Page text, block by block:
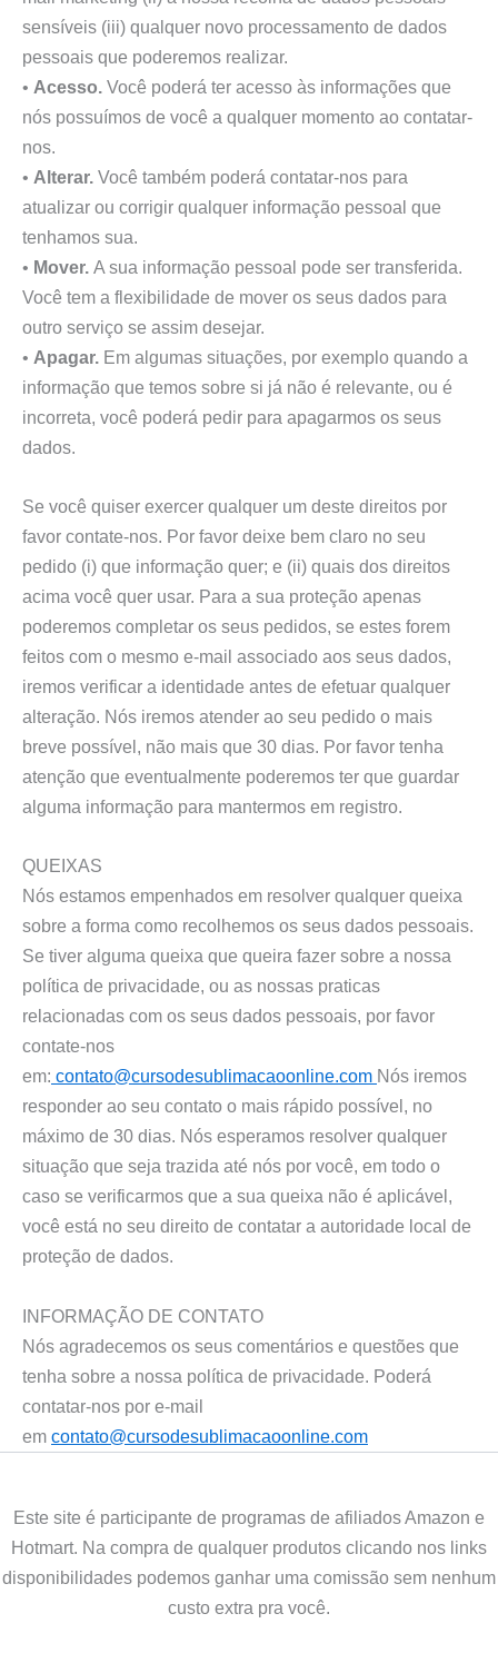
sensíveis (iii) qualquer novo processamento de dados
pessoais que poderemos realizar.
• Acesso. Você poderá ter acesso às informações que
nós possuímos de você a qualquer momento ao contatar-
nos.
• Alterar. Você também poderá contatar-nos para
atualizar ou corrigir qualquer informação pessoal que
tenhamos sua.
• Mover. A sua informação pessoal pode ser transferida.
Você tem a flexibilidade de mover os seus dados para
outro serviço se assim desejar.
• Apagar. Em algumas situações, por exemplo quando a
informação que temos sobre si já não é relevante, ou é
incorreta, você poderá pedir para apagarmos os seus
dados.
Se você quiser exercer qualquer um deste direitos por
favor contate-nos. Por favor deixe bem claro no seu
pedido (i) que informação quer; e (ii) quais dos direitos
acima você quer usar. Para a sua proteção apenas
poderemos completar os seus pedidos, se estes forem
feitos com o mesmo e-mail associado aos seus dados,
iremos verificar a identidade antes de efetuar qualquer
alteração. Nós iremos atender ao seu pedido o mais
breve possível, não mais que 30 dias. Por favor tenha
atenção que eventualmente poderemos ter que guardar
alguma informação para mantermos em registro.
QUEIXAS
Nós estamos empenhados em resolver qualquer queixa
sobre a forma como recolhemos os seus dados pessoais.
Se tiver alguma queixa que queira fazer sobre a nossa
política de privacidade, ou as nossas praticas
relacionadas com os seus dados pessoais, por favor
contate-nos
em: contato@cursodesublimacaoonline.com Nós iremos
responder ao seu contato o mais rápido possível, no
máximo de 30 dias. Nós esperamos resolver qualquer
situação que seja trazida até nós por você, em todo o
caso se verificarmos que a sua queixa não é aplicável,
você está no seu direito de contatar a autoridade local de
proteção de dados.
INFORMAÇÃO DE CONTATO
Nós agradecemos os seus comentários e questões que
tenha sobre a nossa política de privacidade. Poderá
contatar-nos por e-mail
em contato@cursodesublimacaoonline.com
Este site é participante de programas de afiliados Amazon e
Hotmart. Na compra de qualquer produtos clicando nos links
disponibilidades podemos ganhar uma comissão sem nenhum
custo extra pra você.